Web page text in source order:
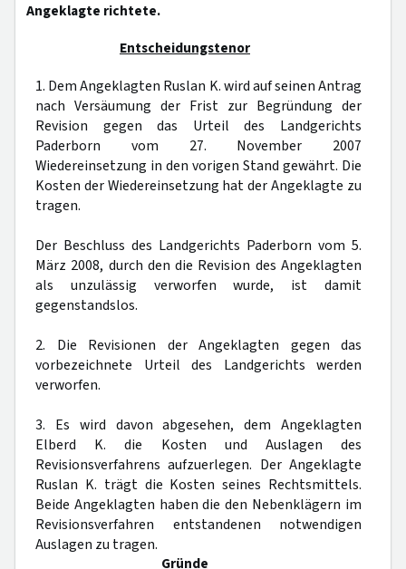
Angeklagte richtete.
Entscheidungstenor
1. Dem Angeklagten Ruslan K. wird auf seinen Antrag
nach Versäumung der Frist zur Begründung der
Revision gegen das Urteil des Landgerichts
Paderborn vom 27. November 2007
Wiedereinsetzung in den vorigen Stand gewährt. Die
Kosten der Wiedereinsetzung hat der Angeklagte zu
tragen.
Der Beschluss des Landgerichts Paderborn vom 5.
März 2008, durch den die Revision des Angeklagten
als unzulässig verworfen wurde, ist damit
gegenstandslos.
2. Die Revisionen der Angeklagten gegen das
vorbezeichnete Urteil des Landgerichts werden
verworfen.
3. Es wird davon abgesehen, dem Angeklagten
Elberd K. die Kosten und Auslagen des
Revisionsverfahrens aufzuerlegen. Der Angeklagte
Ruslan K. trägt die Kosten seines Rechtsmittels.
Beide Angeklagten haben die den Nebenklägern im
Revisionsverfahren entstandenen notwendigen
Auslagen zu tragen.
Gründe